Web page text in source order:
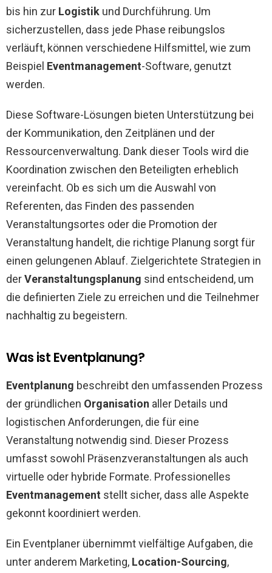
bis hin zur Logistik und Durchführung. Um
sicherzustellen, dass jede Phase reibungslos
verläuft, können verschiedene Hilfsmittel, wie zum
Beispiel Eventmanagement-Software, genutzt
werden.
Diese Software-Lösungen bieten Unterstützung bei
der Kommunikation, den Zeitplänen und der
Ressourcenverwaltung. Dank dieser Tools wird die
Koordination zwischen den Beteiligten erheblich
vereinfacht. Ob es sich um die Auswahl von
Referenten, das Finden des passenden
Veranstaltungsortes oder die Promotion der
Veranstaltung handelt, die richtige Planung sorgt für
einen gelungenen Ablauf. Zielgerichtete Strategien in
derVeranstaltungsplanung sind entscheidend, um
die definierten Ziele zu erreichen und die Teilnehmer
nachhaltig zu begeistern.
Was ist Eventplanung?
Eventplanung beschreibt den umfassenden Prozess
der gründlichen Organisation aller Details und
logistischen Anforderungen, die für eine
Veranstaltung notwendig sind. Dieser Prozess
umfasst sowohl Präsenzveranstaltungen als auch
virtuelle oder hybride Formate. Professionelles
Eventmanagement stellt sicher, dass alle Aspekte
gekonnt koordiniert werden.
Ein Eventplaner übernimmt vielfältige Aufgaben, die
unter anderem Marketing, Location-Sourcing,